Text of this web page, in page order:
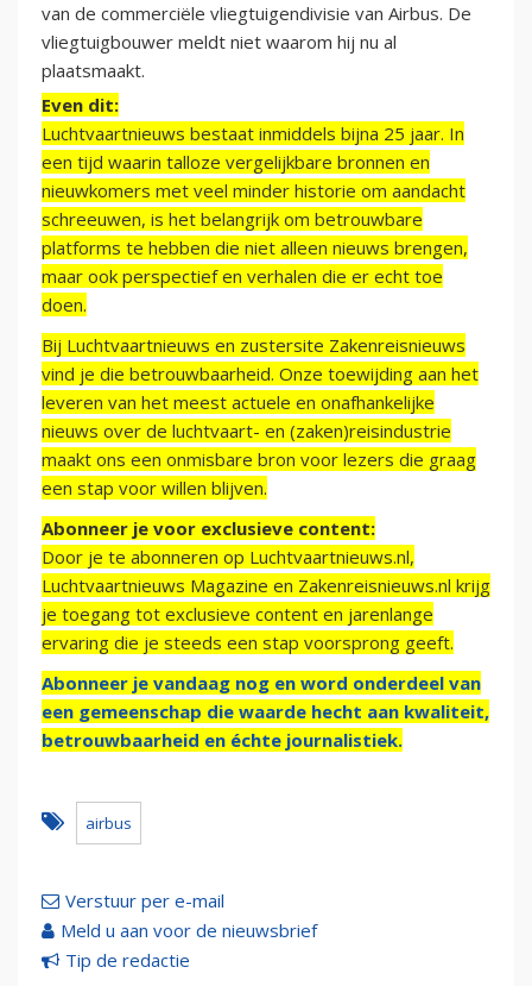
van de commerciële vliegtuigendivisie van Airbus. De
vliegtuigbouwer meldt niet waarom hij nu al
plaatsmaakt.
Even dit:
Luchtvaartnieuws bestaat inmiddels bijna 25 jaar. In
een tijd waarin talloze vergelijkbare bronnen en
nieuwkomers met veel minder historie om aandacht
schreeuwen, is het belangrijk om betrouwbare
platforms te hebben die niet alleen nieuws brengen,
maar ook perspectief en verhalen die er echt toe
doen.
Bij Luchtvaartnieuws en zustersite Zakenreisnieuws
vind je die betrouwbaarheid. Onze toewijding aan het
leveren van het meest actuele en onafhankelijke
nieuws over de luchtvaart- en (zaken)reisindustrie
maakt ons een onmisbare bron voor lezers die graag
een stap voor willen blijven.
Abonneer je voor exclusieve content:
Door je te abonneren op Luchtvaartnieuws.nl,
Luchtvaartnieuws Magazine en Zakenreisnieuws.nl krijg
je toegang tot exclusieve content en jarenlange
ervaring die je steeds een stap voorsprong geeft.
Abonneer je vandaag nog en word onderdeel van
een gemeenschap die waarde hecht aan kwaliteit,
betrouwbaarheid en échte journalistiek.
airbus
Verstuur per e-mail
Meld u aan voor de nieuwsbrief
Tip de redactie